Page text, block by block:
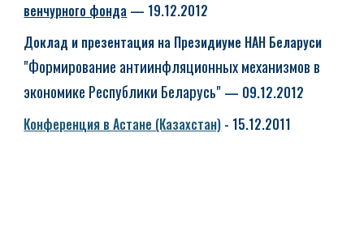
венчурного фонда — 19.12.2012
Доклад и презентация на Президиуме НАН Беларуси
"Формирование антиинфляционных механизмов в
экономике Республики Беларусь" — 09.12.2012
Конференция в Астане (Казахстан) - 15.12.2011